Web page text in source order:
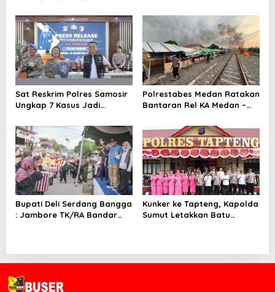
Polisi
Diamankan
Sat Reskrim Polres Samosir
Ungkap 7 Kasus Jadi
Polrestabes Medan Ratakan
Bantaran Rel KA Medan –
Sarang Narkoba 3 Kg
Ganja, Sejumlah Paket
Sabu, Hingga Beragam
Senjata Disita
Bupati Deli Serdang Bangga
: Jambore TK/RA Bandar
Kunker ke Tapteng, Kapolda
Sumut Letakkan Batu